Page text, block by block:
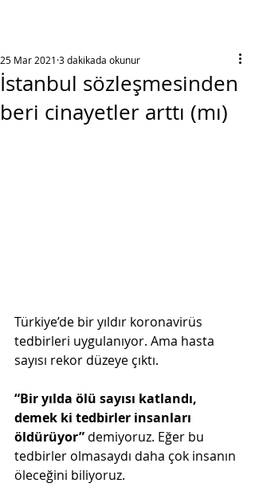
İstanbul sözleşmesinden
beri cinayetler arttı (mı)
25 Mar 2021 3 dakikada okunur
Türkiye’de bir yıldır koronavirüs
tedbirleri uygulanıyor. Ama hasta
sayısı rekor düzeye çıktı.
“Bir yılda ölü sayısı katlandı,
demek ki tedbirler insanları
öldürüyor” demiyoruz. Eğer bu
tedbirler olmasaydı daha çok insanın
öleceğini biliyoruz.